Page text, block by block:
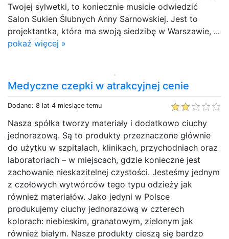
Twojej sylwetki, to koniecznie musicie odwiedzić
Salon Sukien Ślubnych Anny Sarnowskiej. Jest to
projektantka, która ma swoją siedzibę w Warszawie, ...
pokaż więcej »
Medyczne czepki w atrakcyjnej cenie
Dodano: 8 lat 4 miesiące temu
Nasza spółka tworzy materiały i dodatkowo ciuchy
jednorazową. Są to produkty przeznaczone głównie
do użytku w szpitalach, klinikach, przychodniach oraz
laboratoriach – w miejscach, gdzie konieczne jest
zachowanie nieskazitelnej czystości. Jesteśmy jednym
z czołowych wytwórców tego typu odzieży jak
również materiałów. Jako jedyni w Polsce
produkujemy ciuchy jednorazową w czterech
kolorach: niebieskim, granatowym, zielonym jak
również białym. Nasze produkty cieszą się bardzo